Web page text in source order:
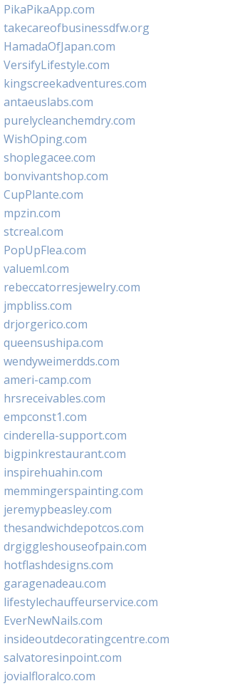
PikaPikaApp.com
takecareofbusinessdfw.org
HamadaOfJapan.com
VersifyLifestyle.com
kingscreekadventures.com
antaeuslabs.com
purelycleanchemdry.com
WishOping.com
shoplegacee.com
bonvivantshop.com
CupPlante.com
mpzin.com
stcreal.com
PopUpFlea.com
valueml.com
rebeccatorresjewelry.com
jmpbliss.com
drjorgerico.com
queensushipa.com
wendyweimerdds.com
ameri-camp.com
hrsreceivables.com
empconst1.com
cinderella-support.com
bigpinkrestaurant.com
inspirehuahin.com
memmingerspainting.com
jeremypbeasley.com
thesandwichdepotcos.com
drgiggleshouseofpain.com
hotflashdesigns.com
garagenadeau.com
lifestylechauffeurservice.com
EverNewNails.com
insideoutdecoratingcentre.com
salvatoresinpoint.com
jovialfloralco.com